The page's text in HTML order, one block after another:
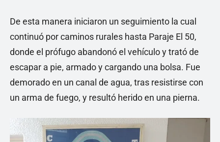
De esta manera iniciaron un seguimiento la cual
continuó por caminos rurales hasta Paraje El 50,
donde el prófugo abandonó el vehículo y trató de
escapar a pie, armado y cargando una bolsa. Fue
demorado en un canal de agua, tras resistirse con
un arma de fuego, y resultó herido en una pierna.